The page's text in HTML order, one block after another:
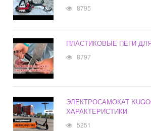
8795
ПЛАСТИКОВЫЕ ПЕГИ
8797
ЭЛЕКТРОСАМОКАТ
ХАРАКТЕРИСТИКИ
5251